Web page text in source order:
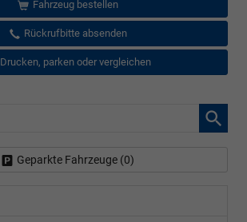
Fahrzeug bestellen
Rückrufbitte absenden
Drucken, parken oder vergleichen
Geparkte Fahrzeuge (0)